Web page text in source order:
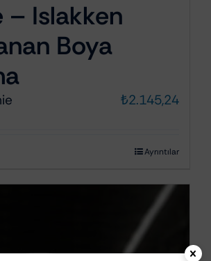
– Islakken
Boya
₺2.145,24
Ayrıntılar